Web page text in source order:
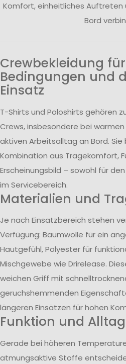
Komfort, einheitliches
Bord
Crewbekleidung
Bedingungen und
Einsatz
T-Shirts und Poloshirts gehören
Crews, insbesondere bei
aktiven Arbeitsalltag an Bord.
Kombination aus Tragekomfort,
Erscheinungsbild – sowohl für
im Servicebereich.
Materialien und
Je nach Einsatzbereich stehen
Verfügung: Baumwolle für ein
Hautgefühl, Polyester für
Mischgewebe wie Drirelease.
weichen Griff mit
geruchshemmenden
längeren Einsätzen für hohen
Funktion und
Gerade bei höheren
atmungsaktive Stoffe